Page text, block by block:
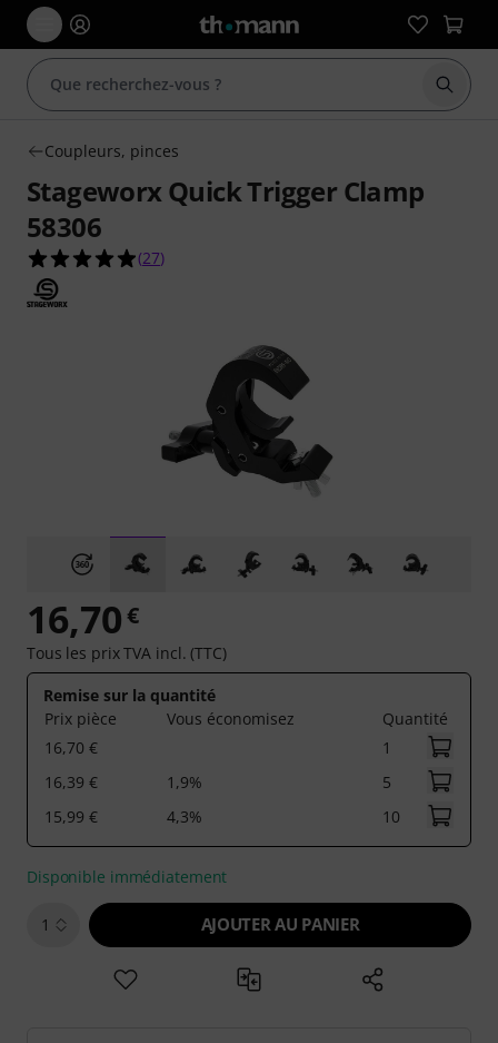
Coupleurs, pinces
Stageworx Quick Trigger Clamp
58306
4.9 étoiles sur 5 d'après 27 évaluations clients
(27)
16,70€
Tous les prix TVA incl. (TTC)
Remise sur la quantité
Prix pièce
Vous économisez
Quantité
16,70 €
1
16,39 €
1,9%
5
15,99 €
4,3% 10
Disponible immédiatement
1 AJOUTER AU PANIER